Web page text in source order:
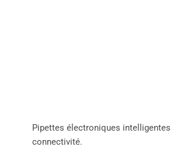
Pipettes électroniques
connectivité.